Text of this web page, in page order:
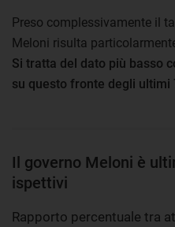
Preso complessivamente il
Meloni risulta
Si tratta del dato più basso
su questo fronte degli ultimi
Il governo Meloni è
ispettivi
Rapporto percentuale tra